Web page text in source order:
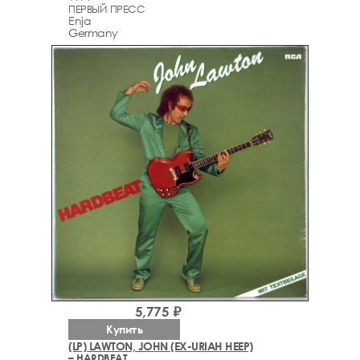
ПЕРВЫЙ ПРЕСС
Enja
Germany
(LP) LAWTON, JOHN (EX-URIAH HEEP)
5,775 ₽
Купить